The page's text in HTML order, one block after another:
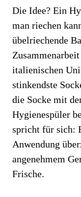
Die Idee? Ein
man riechen
übelriechende
italienischen
stinkendste
die Socke mit
Hygienespüler
spricht für sich:
Anwendung
angenehmem
Frische.